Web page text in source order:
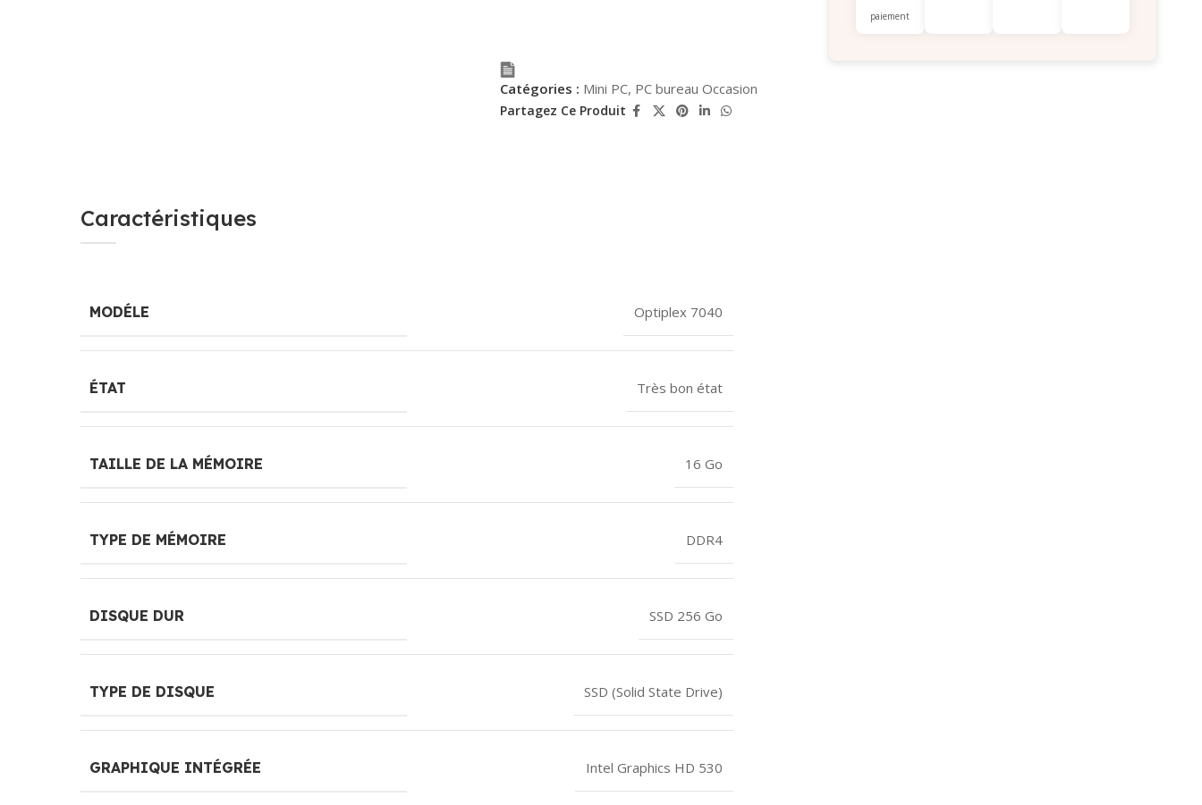
paiement
Catégories : Mini PC, PC bureau Occasion
Partagez Ce Produit
Caractéristiques
MODÉLE Optiplex 7040
ÉTAT Très bon état
TAILLE DE LA MÉMOIRE 16 Go
TYPE DE MÉMOIRE DDR4
DISQUE DUR SSD 256 Go
TYPE DE DISQUE SSD (Solid State Drive)
GRAPHIQUE INTÉGRÉE Intel Graphics HD 530